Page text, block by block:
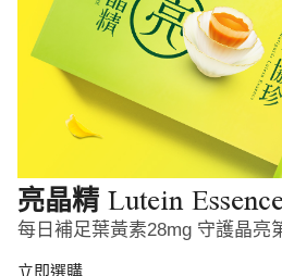
亮晶精 Lutein
每日補足葉黃素28mg 守護晶亮
立即選購